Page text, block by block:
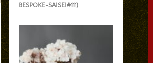
BESPOKE-SAISEI#111)